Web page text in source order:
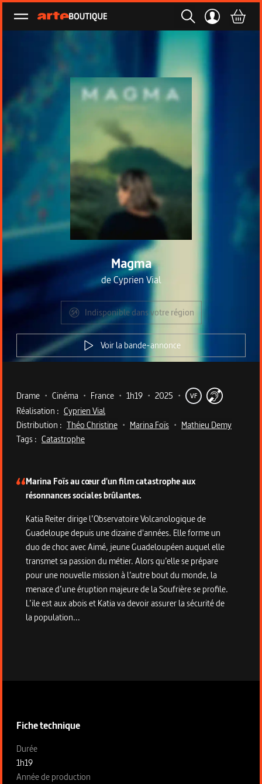
Ouvrir le menu
Magma
deCyprien Vial
Indisponible dans votre région
Voir la bande-annonce
Metadata du programme
Drame • Cinéma • France • 1h19 • 2025 • VF
Réalisation : Cyprien Vial
Distribution : Théo Christine • Marina Foïs • Mathieu Demy
Tags : Catastrophe
Marina Foïs au cœur d'un film catastrophe aux
résonnances sociales brûlantes.
Katia Reiter dirige l’Observatoire Volcanologique de
Guadeloupe depuis une dizaine d'années. Elle forme un
duo de choc avec Aimé, jeune Guadeloupéen auquel elle
transmet sa passion du métier. Alors qu’elle se prépare
pour une nouvelle mission à l’autre bout du monde, la
menace d’une éruption majeure de la Soufrière se profile.
L’ile est aux abois et Katia va devoir assurer la sécurité de
la population...
Fiche technique
Fiche technique section gauche
Durée
1h19
Année de production